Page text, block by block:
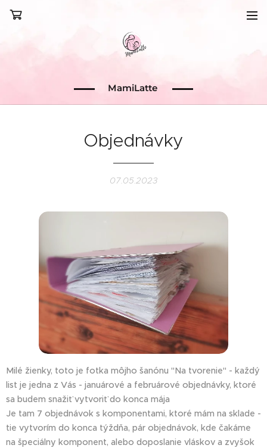
MamiLatte
Objednávky
07.05.2023
Milé žienky, toto je fotka môjho šanónu "Na tvorenie" - každý
list je jedna z Vás - januárové a februárové objednávky, ktoré
sa budem snažiť vytvoriť do konca mája💗
Je tam 7 objednávok s komponentami, ktoré mám na sklade -
tie vytvorím do konca týždňa, pár objednávok, kde čakáme
na špeciálny komponent, alebo doposlanie vláskov a zvyšok